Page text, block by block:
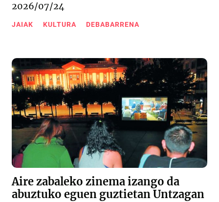
2026/07/24
JAIAK KULTURA DEBABARRENA
Aire zabaleko zinema izango da
abuztuko eguen guztietan Untzagan